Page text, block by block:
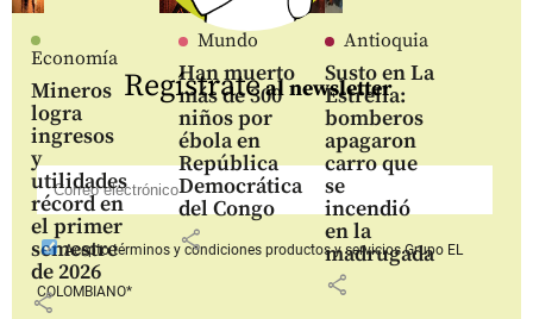
Economía
Mineros
logra
ingresos
y
utilidades
récord en
el primer
semestre
de 2026
share
Mundo
Han muerto
más de 300
niños por
ébola en
República
Democrática
del Congo
share
Antioquia
Susto en La
Estrella:
bomberos
apagaron
carro que
se
incendió
en la
madrugada
share
Regístrateal newsletter
Aceptotérminos y condiciones productos y serviciosGrupo EL
COLOMBIANO*